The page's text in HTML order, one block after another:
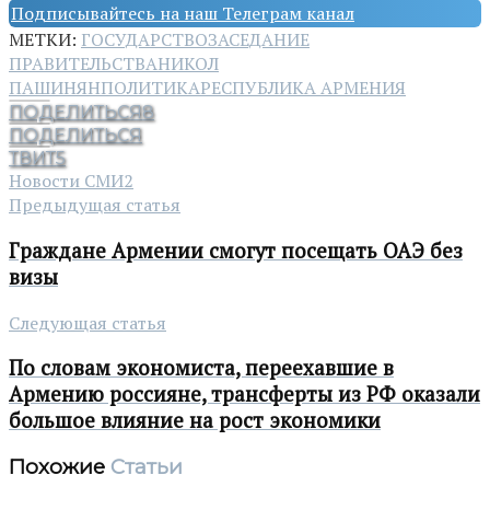
Подписывайтесь на наш Телеграм канал
МЕТКИ: ГОСУДАРСТВОЗАСЕДАНИЕ
ПРАВИТЕЛЬСТВАНИКОЛ
ПАШИНЯНПОЛИТИКАРЕСПУБЛИКА АРМЕНИЯ
ПОДЕЛИТЬСЯ8
ПОДЕЛИТЬСЯ
ТВИТ5
Новости СМИ2
Предыдущая статья
Граждане Армении смогут посещать ОАЭ без
визы
Следующая статья
По словам экономиста, переехавшие в
Армению россияне, трансферты из РФ оказали
большое влияние на рост экономики
Похожие Статьи